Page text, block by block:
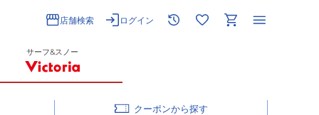
店舗検索 ログイン
サーフ&スノー
クーポン